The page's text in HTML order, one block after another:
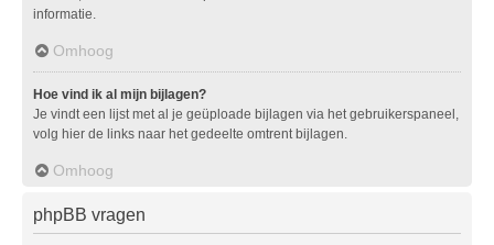
informatie.
Omhoog
Hoe vind ik al mijn bijlagen?
Je vindt een lijst met al je geüploade bijlagen via het gebruikerspaneel,
volg hier de links naar het gedeelte omtrent bijlagen.
Omhoog
phpBB vragen